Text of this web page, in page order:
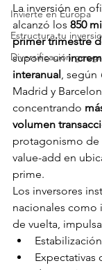
Invierte en Europa
Estructura tu
Diversificación
La inversión en
alcanzó los 850
primer trimestre
supone un
interanual, según
Madrid y
concentrando
volumen
protagonismo de
value-add en
prime.
Los inversores
nacionales como
de vuelta,
Expectativas